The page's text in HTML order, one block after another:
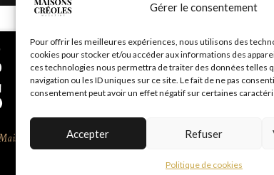
Gérer le consentement
Pour offrir les meilleures expériences, nous utilisons des
cookies pour stocker et/ou accéder aux informations des
ces technologies nous permettra de traiter des données telles
navigation ou les ID uniques sur ce site. Le fait de ne pas
consentement peut avoir un effet négatif sur certaines
Accepter Refuser
Politique de cookies